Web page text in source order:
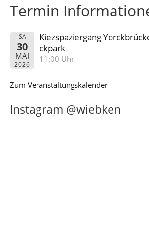
Termin
SA
30
MAI
2026
Kiezspaziergang
ckpark
11:00 Uhr
Zum Veranstaltungskalender
Instagram @wiebken